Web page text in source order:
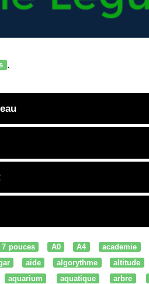
.
7 pouces A0 A4 academie
aide algorythme altitude
aquarium aquatique arbre